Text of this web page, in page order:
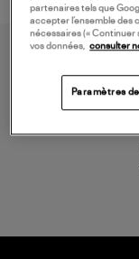
partenaires tels que
accepter l’ensemble des
nécessaires (« Continuer
vos données, consulter
Paramètres